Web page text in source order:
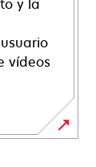
y la
vídeos